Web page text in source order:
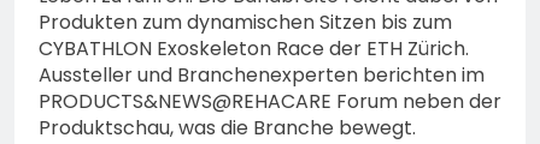
Produkten zum dynamischen Sitzen bis zum
CYBATHLON Exoskeleton Race der ETH Zürich.
Aussteller und Branchenexperten berichten im
PRODUCTS&NEWS@REHACARE Forum neben der
Produktschau, was die Branche bewegt.